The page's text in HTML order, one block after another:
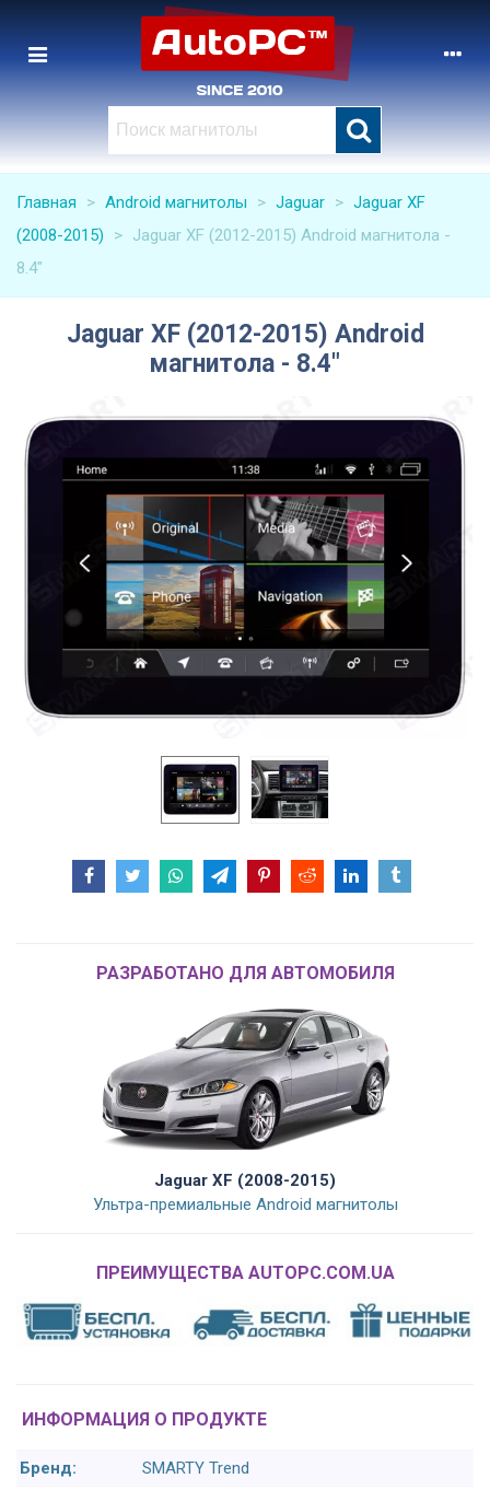
Главная > Android магнитолы > Jaguar > Jaguar XF
(2008-2015)
> Jaguar XF (2012-2015) Android магнитола -
8.4"
Jaguar XF (2012-2015) Android
магнитола - 8.4"
РАЗРАБОТАНО ДЛЯ АВТОМОБИЛЯ
Jaguar XF (2008-2015)
Ультра-премиальные Android магнитолы
ПРЕИМУЩЕСТВА AUTOPC.COM.UA
ИНФОРМАЦИЯ О ПРОДУКТЕ
Бренд:
SMARTY Trend